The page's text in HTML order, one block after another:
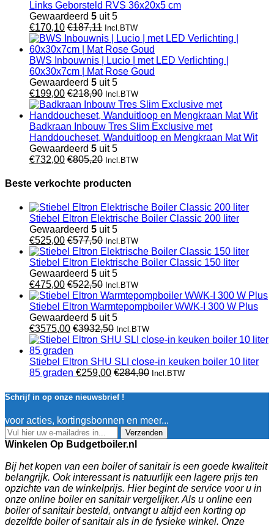
Links Geborsteld RVS 36x20x5 cm
Gewaardeerd 5 uit 5
€170,10 €187,11 Incl.BTW
BWS Inbouwnis | Lucio | met LED Verlichting |
60x30x7cm | Mat Rose Goud
Gewaardeerd 5 uit 5
€199,00 €218,90 Incl.BTW
Badkraan Inbouw Tres Slim Exclusive met
Handdoucheset, Wanduitloop en Mengkraan Mat Wit
Gewaardeerd 5 uit 5
€732,00 €805,20 Incl.BTW
Beste verkochte producten
Stiebel Eltron Elektrische Boiler Classic 200 liter
Gewaardeerd 5 uit 5
€525,00 €577,50 Incl.BTW
Stiebel Eltron Elektrische Boiler Classic 150 liter
Gewaardeerd 5 uit 5
€475,00 €522,50 Incl.BTW
Stiebel Eltron Warmtepompboiler WWK-I 300 W Plus
Gewaardeerd 5 uit 5
€3575,00 €3932,50 Incl.BTW
Stiebel Eltron SHU SLI close-in keuken boiler 10 liter
85 graden €259,00 €284,90 Incl.BTW
Schrijf in op onze nieuwsbrief !
voor acties, kortingsbonnen en meer...
Verzenden
Winkelen Op Budgetboiler.nl
Bij het kopen van een boiler of sanitair is een goede kwaliteit
belangrijk. Ook interessant is natuurlijk een lagere prijs ten
opzichte van de winkelprijs. Hier begint de service voor u in
onze online boiler en sanitair vergelijker. Als u online een
boiler of sanitair besteld, ontvangt u altijd een korting op
dezelfde boiler of sanitair als in de fysieke winkel. Onze